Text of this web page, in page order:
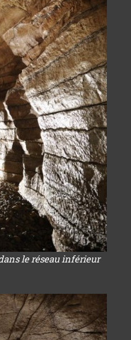
le réseau inférieur